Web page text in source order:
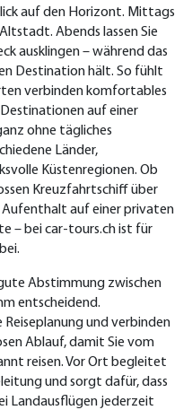
auf den Horizont. Mittags
Abends lassen Sie
ausklingen – während das
Destination hält. So fühlt
verbinden komfortables
Destinationen auf einer
ohne tägliches
Länder,
Küstenregionen. Ob
Kreuzfahrtschiff über
Aufenthalt auf einer privaten
– bei car-tours.ch ist für
Abstimmung zwischen
entscheidend.
und verbinden
Ablauf, damit Sie vom
reisen. Vor Ort begleitet
und sorgt dafür, dass
Landausflügen jederzeit